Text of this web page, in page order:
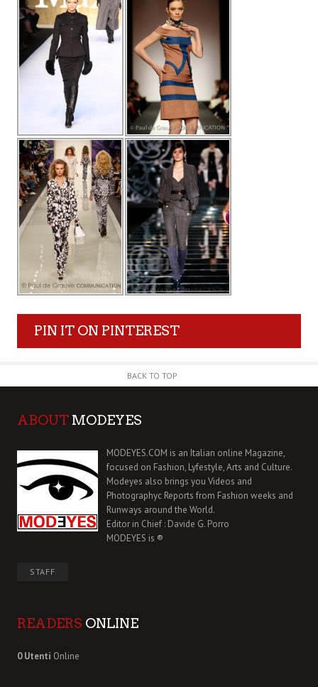
PIN IT ON PINTEREST
BACK TO TOP
ABOUT MODEYES
MODEYES.COM is an Italian online Magazine,
focused on Fashion, Lyfestyle, Arts and Culture.
Modeyes also brings you Videos and
Photographyc Reports from Fashion weeks and
Runways around the World.
Editor in Chief : Davide G. Porro
MODEYES is ®
STAFF
READERS ONLINE
0 Utenti Online